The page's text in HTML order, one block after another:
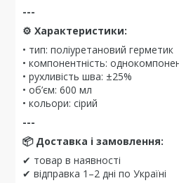
---
⚙️ Характеристики:
• тип: поліуретановий герметик
• компонентність:
• рухливість шва: ±25%
• об’єм: 600 мл
• кольори: сірий
---
📦 Доставка і замовлення:
✔ товар в наявності
✔ відправка 1–2 дні по Україні